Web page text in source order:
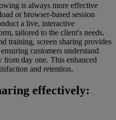
is always more effective
or browser-based session
a live, interactive
tailored to the client's needs.
training, screen sharing provides
customers understand
day one. This enhanced
and retention.
effectively: